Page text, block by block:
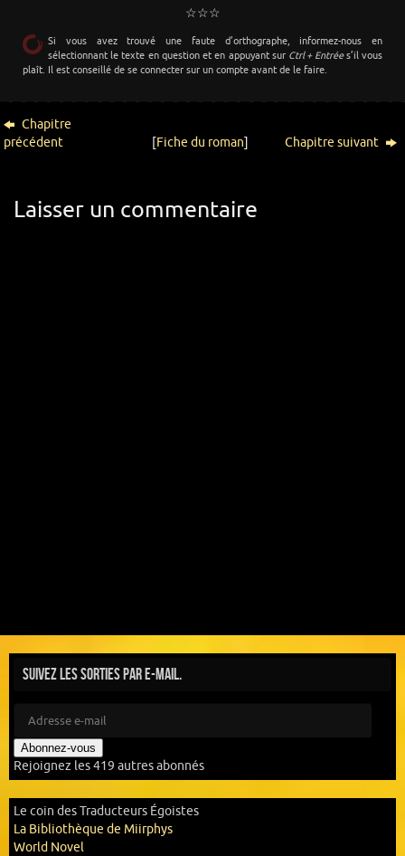
☆☆☆
Si vous avez trouvé une faute d’orthographe, informez-nous en
sélectionnant le texte en question et en appuyant sur Ctrl + Entrées’il vous
plaît. Il est conseillé de se connecter sur un compte avant de le faire.
Chapitre
précédent
[Fiche du roman] Chapitre suivant
Laisser un commentaire
Suivez les sorties par e-mail.
Abonnez-vous
Rejoignez les 419 autres abonnés
Le coin des Traducteurs Égoistes
La Bibliothèque de Miirphys
World Novel